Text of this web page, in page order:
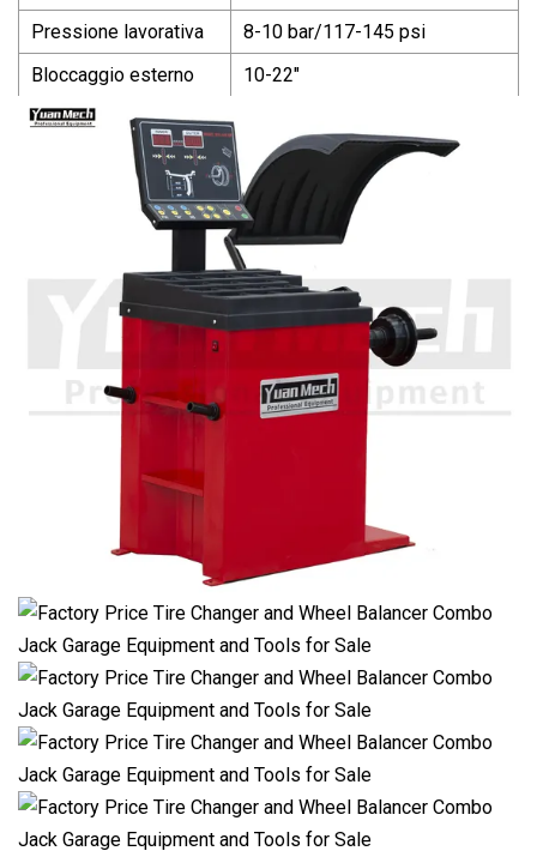
Pressione lavorativa
8-10 bar/117-145 psi
Bloccaggio esterno
10-22"